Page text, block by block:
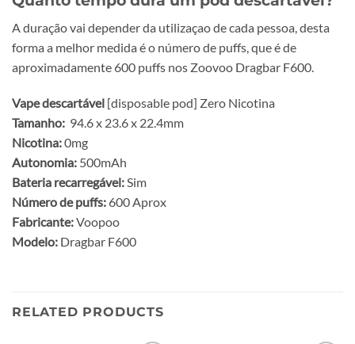
A duração vai depender da utilizaçao de cada pessoa, desta
forma a melhor medida é o número de puffs, que é de
aproximadamente 600 puffs nos Zoovoo Dragbar F600.
Vape descartável [disposable pod] Zero Nicotina
Tamanho: 94.6 x 23.6 x 22.4mm
Nicotina:0mg
Autonomia: 500mAh
Bateria recarregável:Sim
Número de puffs: 600 Aprox
Fabricante:Voopoo
Modelo: Dragbar F600
RELATED PRODUCTS